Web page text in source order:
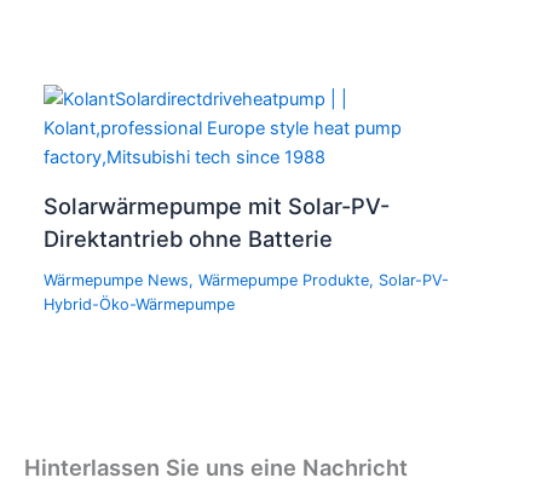
Solarwärmepumpe mit Solar-PV-
Direktantrieb ohne Batterie
Wärmepumpe News,Wärmepumpe Produkte, Solar-PV-
Hybrid-Öko-Wärmepumpe
Hinterlassen Sie uns eine Nachricht